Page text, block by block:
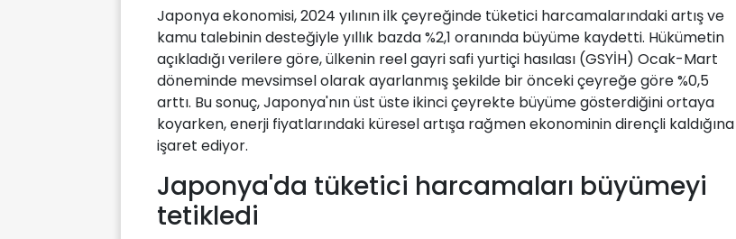
Japonya ekonomisi, 2024 yılının ilk çeyreğinde tüketici harcamalarındaki artış ve
kamu talebinin desteğiyle yıllık bazda %2,1 oranında büyüme kaydetti. Hükümetin
açıkladığı verilere göre, ülkenin reel gayri safi yurtiçi hasılası (GSYİH) Ocak-Mart
döneminde mevsimsel olarak ayarlanmış şekilde bir önceki çeyreğe göre %0,5
arttı. Bu sonuç, Japonya'nın üst üste ikinci çeyrekte büyüme gösterdiğini ortaya
koyarken, enerji fiyatlarındaki küresel artışa rağmen ekonominin dirençli kaldığına
işaret ediyor.
Japonya'da tüketici harcamaları büyümeyi
tetikledi